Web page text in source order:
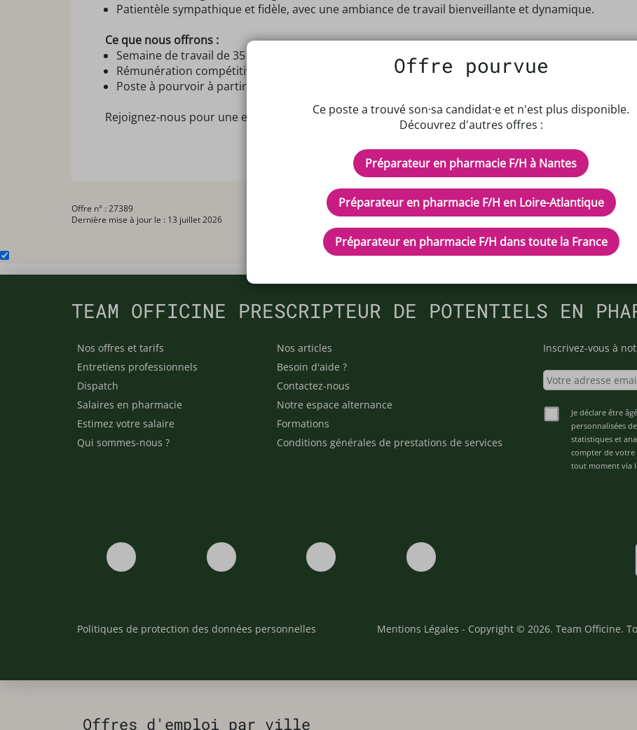
Patientèle sympathique et fidèle, avec une ambiance de travail bienveillante et dynamique.
Ce que nous offrons :
Semaine de travail de 35 heures avec 1 samedi sur 2 de libre, offrant un bon équilibre vie
Rémunération compétitive en fonction des compétences et de l'expérience, avec des possibilités
Poste à pourvoir à partir de septembre 2026.
Rejoignez-nous pour une expérience professionnelle enrichissante dans un environnement de
Offre n° : 27389
Dernière mise à jour le : 13 juillet 2026
Offre pourvue
Ce poste a trouvé son·sa candidat·e et n'est plus disponible.
Découvrez d'autres offres :
Préparateur en pharmacie F/H à Nantes
Préparateur en pharmacie F/H en Loire-Atlantique
Préparateur en pharmacie F/H dans toute la France
TEAM OFFICINE PRESCRIPTEUR DE POTENTIELS EN
Nos offres et tarifs
Entretiens professionnels
Dispatch
Salaires en pharmacie
Estimez votre salaire
Qui sommes-nous ?
Nos articles
Besoin d'aide ?
Contactez-nous
Notre espace alternance
Formations
Conditions générales de prestations de services
Inscrivez-vous à
Je déclare être
personnalisées
statistiques et
compter de
tout moment via
Politiques de protection des données personnelles Mentions Légales - Copyright © 2026. Team Officine.
Offres d'emploi par ville